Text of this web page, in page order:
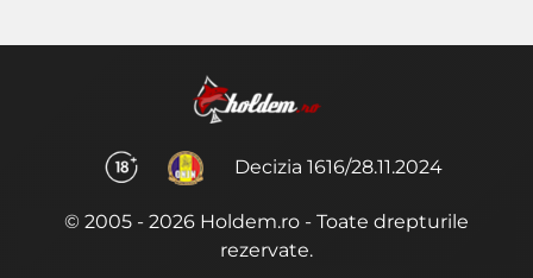
Decizia 1616/28.11.2024
© 2005 - 2026 Holdem.ro - Toate drepturile
rezervate.